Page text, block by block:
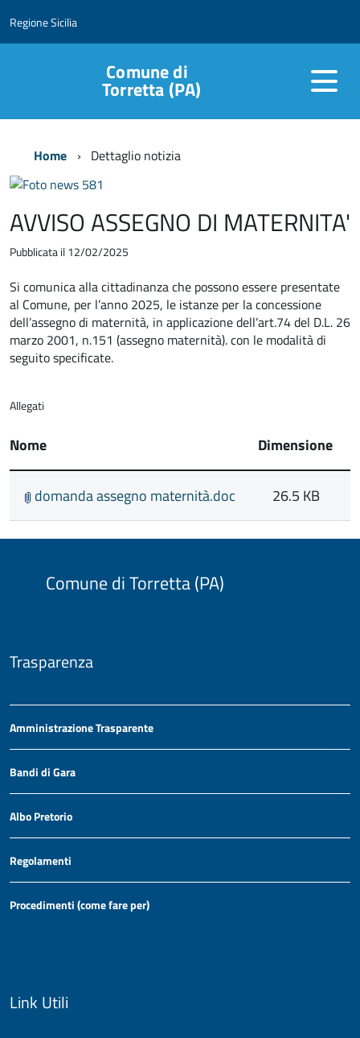
Regione Sicilia
Comune di
Torretta (PA)
Home Dettaglio notizia
AVVISO ASSEGNO DI MATERNITA'
Pubblicata il 12/02/2025
Si comunica alla cittadinanza che possono essere presentate
al Comune, per l’anno 2025, le istanze per la concessione
dell’assegno di maternità, in applicazione dell’art.74 del D.L. 26
marzo 2001, n.151 (assegno maternità). con le modalità di
seguito specificate.
Allegati
Nome Dimensione
domanda assegno maternità.doc 26.5 KB
Comune di Torretta (PA)
Trasparenza
Amministrazione Trasparente
Bandi di Gara
Albo Pretorio
Regolamenti
Procedimenti (come fare per)
Link Utili